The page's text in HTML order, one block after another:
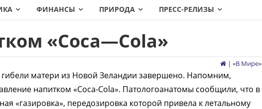
ФИНАНСЫ ПРИРОДА ПРЕСС-РЕЛИЗЫ
«Coca—Cola»
| «В Мире»
гибели матери из Новой Зеландии завершено. Напомним,
напитком «Coca-Cola». Патологоанатомы сообщили, что в
«газировка», передозировка которой привела к летальному